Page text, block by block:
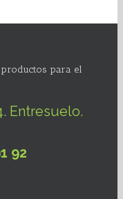
productos para el
Entresuelo.
92